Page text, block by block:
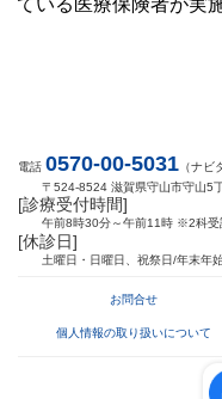
ている医療保険者が実
電話 0570-00-5031 （ナビ
〒524-8524 滋賀県守山市守山5
[診療受付時間]
午前8時30分～午前11時 ※2科受
[休診日]
土曜日・日曜日、祝祭日/年末年
お問合せ
個人情報の取り扱いについて